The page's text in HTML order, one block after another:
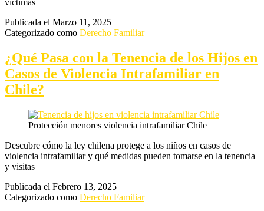
Publicada el Marzo 11, 2025
Categorizado como Derecho Familiar
¿Qué Pasa con la Tenencia de los Hijos en
Casos de Violencia Intrafamiliar en
Chile?
Protección menores violencia intrafamiliar Chile
Descubre cómo la ley chilena protege a los niños en casos de
violencia intrafamiliar y qué medidas pueden tomarse en la tenencia
y visitas
Publicada el Febrero 13, 2025
Categorizado como Derecho Familiar